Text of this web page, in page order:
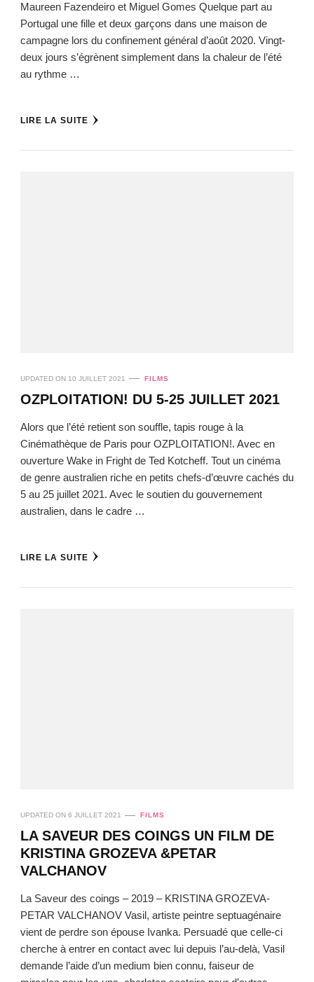
Maureen Fazendeiro et Miguel Gomes Quelque part au
Portugal une fille et deux garçons dans une maison de
campagne lors du confinement général d’août 2020. Vingt-
deux jours s’égrènent simplement dans la chaleur de l’été
au rythme …
LIRE LA SUITE
UPDATED ON 10 JUILLET 2021 FILMS
OZPLOITATION! DU 5-25 JUILLET 2021
Alors que l’été retient son souffle, tapis rouge à la
Cinémathèque de Paris pour OZPLOITATION!. Avec en
ouverture Wake in Fright de Ted Kotcheff. Tout un cinéma
de genre australien riche en petits chefs-d’œuvre cachés du
5 au 25 juillet 2021. Avec le soutien du gouvernement
australien, dans le cadre …
LIRE LA SUITE
UPDATED ON 6 JUILLET 2021 FILMS
LA SAVEUR DES COINGS UN FILM DE
KRISTINA GROZEVA &PETAR
VALCHANOV
La Saveur des coings – 2019 – KRISTINA GROZEVA-
PETAR VALCHANOV Vasil, artiste peintre septuagénaire
vient de perdre son épouse Ivanka. Persuadé que celle-ci
cherche à entrer en contact avec lui depuis l’au-delà, Vasil
demande l’aide d’un medium bien connu, faiseur de